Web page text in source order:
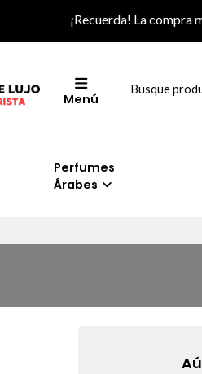
¡Recuerda! La compra
Menú
Perfumes
Árabes